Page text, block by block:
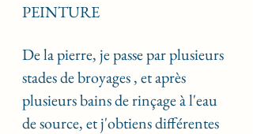
PEINTURE
De la pierre, je passe par plusieurs
stades de broyages , et après
plusieurs bains de rinçage à l'eau
de source, et j'obtiens différentes